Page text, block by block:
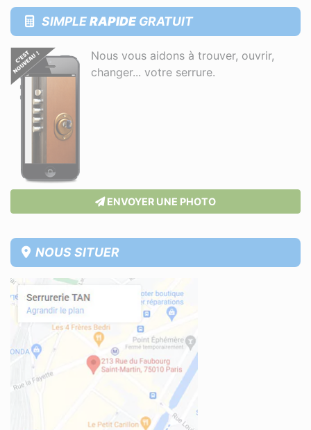
SIMPLERAPIDE GRATUIT
Nous vous aidons à trouver, ouvrir,
changer... votre serrure.
ENVOYER UNE PHOTO
NOUS SITUER